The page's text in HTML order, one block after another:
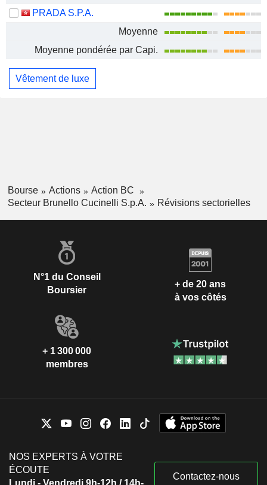
PRADA S.P.A.
Moyenne
Moyenne pondérée par Capi.
Vêtement de luxe
Bourse Actions
Action BC
Secteur Brunello Cucinelli S.p.A.
Révisions sectorielles
N°1 du Conseil
Boursier
+ de 20 ans
à vos côtés
+ 1 300 000
membres
NOS EXPERTS À VOTRE
ÉCOUTE
Lundi - Vendredi 9h-12h / 14h-
Contactez-nous